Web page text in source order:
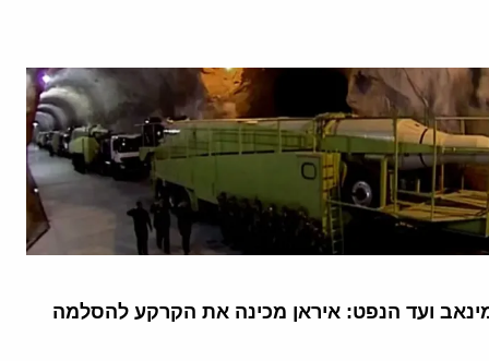
ועד הנפט: איראן מכינה את הקרקע להסלמה